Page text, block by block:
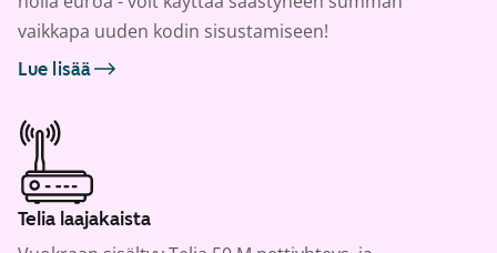
vaikkapa uuden kodin sisustamiseen!
Lue lisää
Telia laajakaista